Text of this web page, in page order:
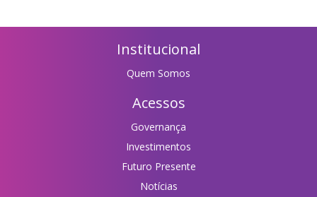
Institucional
Quem Somos
Acessos
Governança
Investimentos
Futuro Presente
Notícias